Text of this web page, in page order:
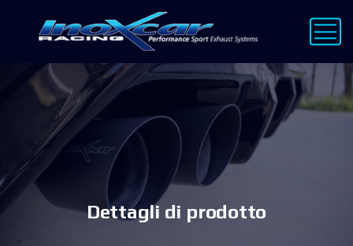
Dettagli di prodotto